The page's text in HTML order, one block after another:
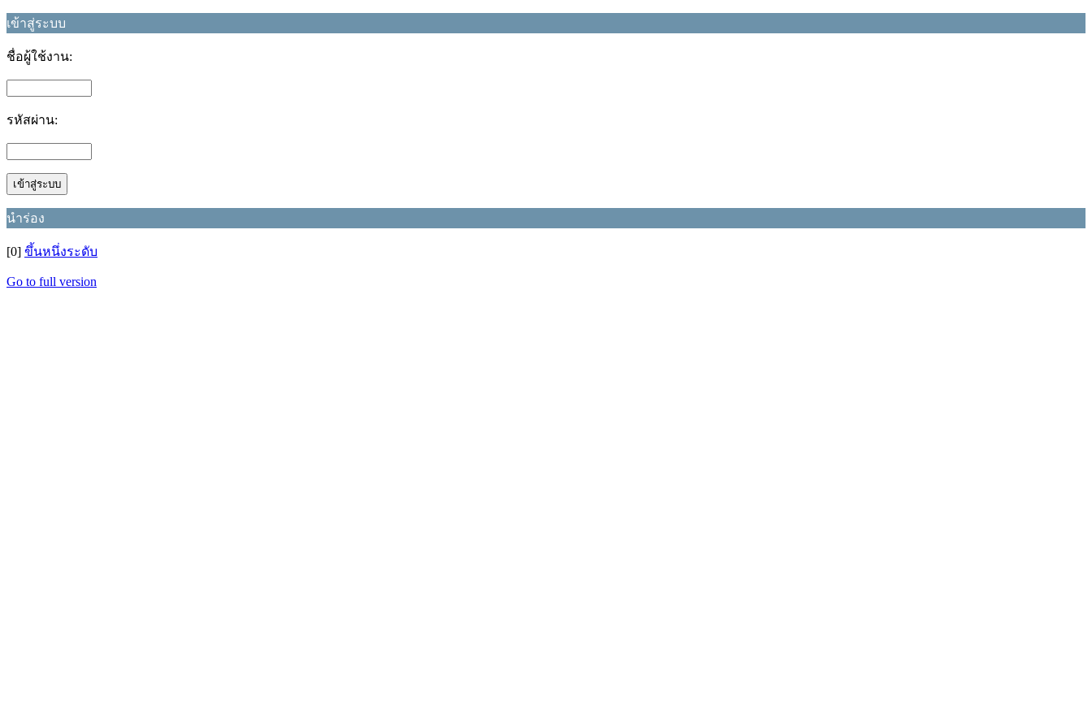
เข้าสู่ระบบ
ชื่อผู้ใช้งาน:
รหัสผ่าน:
นำร่อง
[0] ขึ้นหนึ่งระดับ
Go to full version